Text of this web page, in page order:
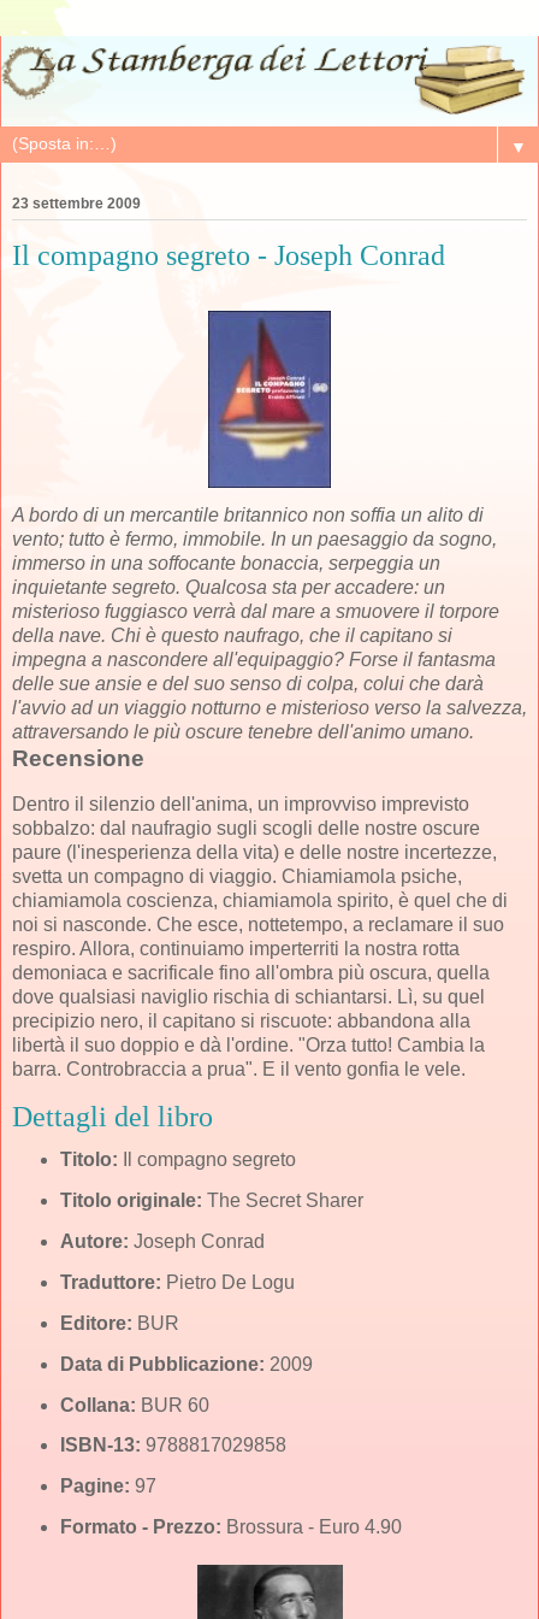
▼
23 settembre 2009
Il compagno segreto - Joseph Conrad
A bordo di un mercantile britannico non soffia un alito di
vento; tutto è fermo, immobile. In un paesaggio da sogno,
immerso in una soffocante bonaccia, serpeggia un
inquietante segreto. Qualcosa sta per accadere: un
misterioso fuggiasco verrà dal mare a smuovere il torpore
della nave. Chi è questo naufrago, che il capitano si
impegna a nascondere all'equipaggio? Forse il fantasma
delle sue ansie e del suo senso di colpa, colui che darà
l'avvio ad un viaggio notturno e misterioso verso la salvezza,
attraversando le più oscure tenebre dell'animo umano.
Recensione
Dentro il silenzio dell'anima, un improvviso imprevisto
sobbalzo: dal naufragio sugli scogli delle nostre oscure
paure (l'inesperienza della vita) e delle nostre incertezze,
svetta un compagno di viaggio. Chiamiamola psiche,
chiamiamola coscienza, chiamiamola spirito, è quel che di
noi si nasconde. Che esce, nottetempo, a reclamare il suo
respiro. Allora, continuiamo imperterriti la nostra rotta
demoniaca e sacrificale fino all'ombra più oscura, quella
dove qualsiasi naviglio rischia di schiantarsi. Lì, su quel
precipizio nero, il capitano si riscuote: abbandona alla
libertà il suo doppio e dà l'ordine. "Orza tutto! Cambia la
barra. Controbraccia a prua". E il vento gonfia le vele.
Dettagli del libro
Titolo: Il compagno segreto
Titolo originale: The Secret Sharer
Autore: Joseph Conrad
Traduttore: Pietro De Logu
Editore: BUR
Data di Pubblicazione: 2009
Collana: BUR 60
ISBN-13: 9788817029858
Pagine: 97
Formato - Prezzo: Brossura - Euro 4.90